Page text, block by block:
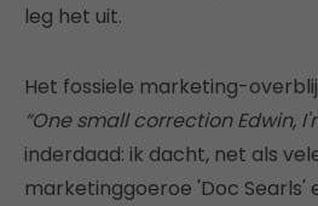
leg het uit.
Het fossiele marketing-
“One small correction Edwin,
inderdaad: ik dacht, net als
marketinggoeroe 'Doc Searls'